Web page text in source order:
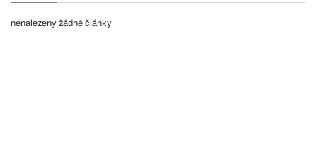
nenalezeny žádné články